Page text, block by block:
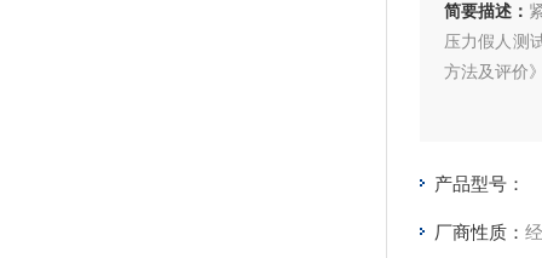
简要描述：
压力假人测
方法及评价
产品型号：
厂商性质：